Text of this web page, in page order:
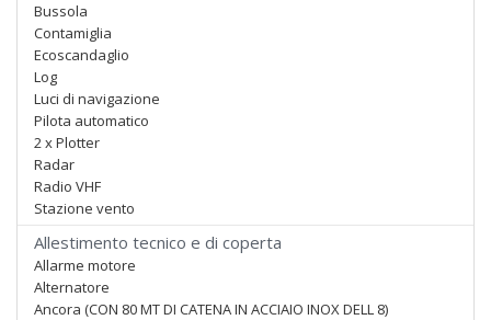
Bussola
Contamiglia
Ecoscandaglio
Log
Luci di navigazione
Pilota automatico
2 x Plotter
Radar
Radio VHF
Stazione vento
Allestimento tecnico e di coperta
Allarme motore
Alternatore
Ancora (CON 80 MT DI CATENA IN ACCIAIO INOX DELL 8)